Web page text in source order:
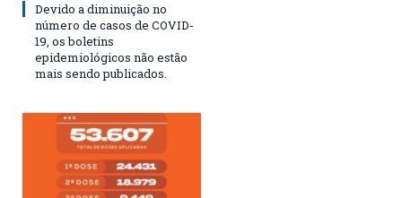
Devido a diminuição no
número de casos de COVID-
19, os boletins
epidemiológicos não estão
mais sendo publicados.